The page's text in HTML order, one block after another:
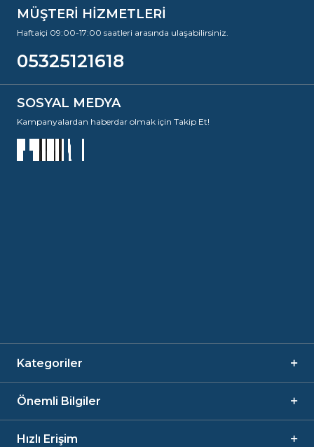
MÜŞTERİ HİZMETLERİ
Haftaiçi 09:00-17:00 saatleri arasında ulaşabilirsiniz.
05325121618
SOSYAL MEDYA
Kampanyalardan haberdar olmak için Takip Et!
Kategoriler
Önemli Bilgiler
Hızlı Erişim